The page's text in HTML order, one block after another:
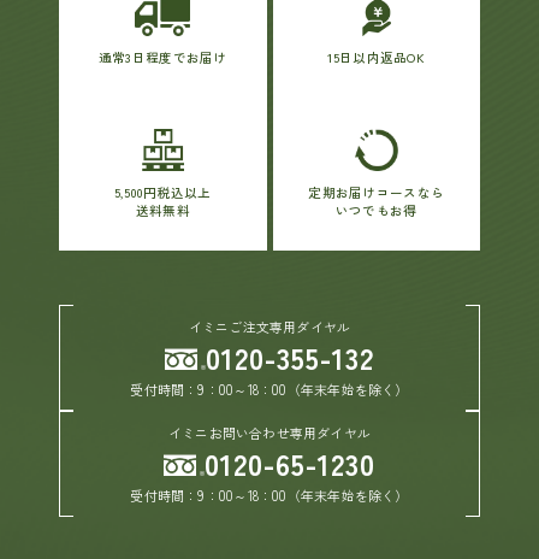
通常3日程度でお届け 15日以内返品OK
5,500円税込以上
送料無料
定期お届けコースなら
いつでもお得
イミニご注文専用ダイヤル
0120-355-132
受付時間：9：00～18：00（年末年始を除く）
イミニお問い合わせ専用ダイヤル
0120-65-1230
受付時間：9：00～18：00（年末年始を除く）